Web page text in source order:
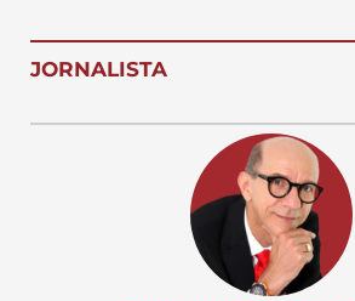
JORNALISTA